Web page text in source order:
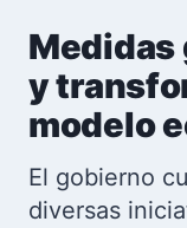
Medidas
y
modelo
El gobierno
diversas